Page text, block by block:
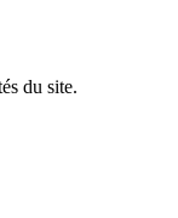
du site.